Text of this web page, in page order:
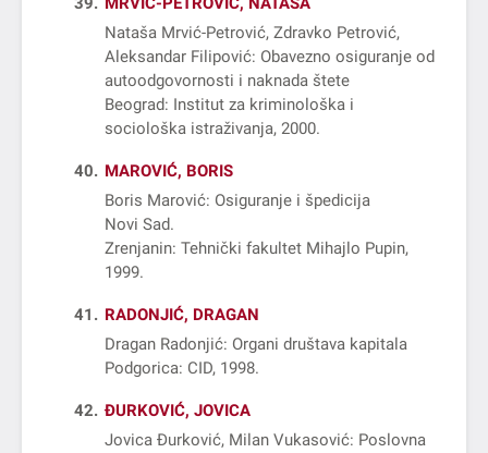
Nataša Mrvić-Petrović, Zdravko Petrović,
Aleksandar Filipović: Obavezno osiguranje od
autoodgovornosti i naknada štete
Beograd: Institut za kriminološka i
sociološka istraživanja, 2000
40
MAROVIĆ, BORIS
Boris Marović: Osiguranje i špedicija
Novi Sad
Zrenjanin: Tehnički fakultet Mihajlo Pupin,
1999
41
RADONJIĆ, DRAGAN
Dragan Radonjić: Organi društava kapitala
Podgorica: CID, 1998
42
ĐURKOVIĆ, JOVICA
Jovica Đurković, Milan Vukasović: Poslovna